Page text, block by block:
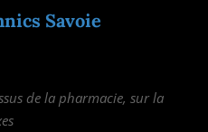
Savoie
de la pharmacie, sur la